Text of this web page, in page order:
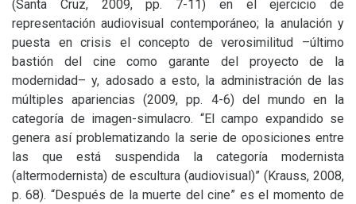
(Santa Cruz, 2009, pp. 7-11) en el ejercicio de
representación audiovisual contemporáneo; la anulación y
puesta en crisis el concepto de verosimilitud –último
bastión del cine como garante del proyecto de la
modernidad– y, adosado a esto, la administración de las
múltiples apariencias (2009, pp. 4-6) del mundo en la
categoría de imagen-simulacro. “El campo expandido se
genera así problematizando la serie de oposiciones entre
las que está suspendida la categoría modernista
(altermodernista) de escultura (audiovisual)” (Krauss, 2008,
p. 68). “Después de la muerte del cine” es el momento de